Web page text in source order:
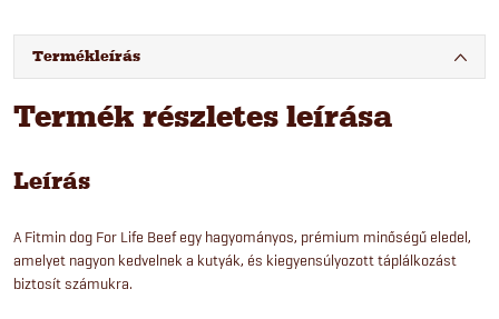
Termékleírás
Termék részletes leírása
Leírás
A Fitmin dog For Life Beef egy hagyományos, prémium minőségű eledel,
amelyet nagyon kedvelnek a kutyák, és kiegyensúlyozott táplálkozást
biztosít számukra.